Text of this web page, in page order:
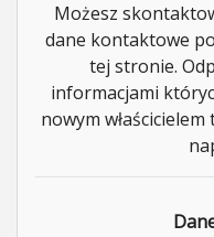
Możesz
dane kontaktowe
tej stronie.
informacjami
nowym